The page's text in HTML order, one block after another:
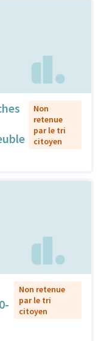
Non
retenue
par le tri
citoyen
Non retenue
par le tri
citoyen